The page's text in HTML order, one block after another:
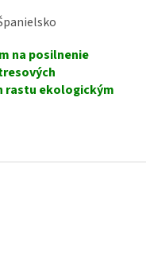
na posilnenie
rastu ekologickým